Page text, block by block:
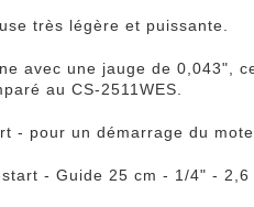
très légère et puissante.
avec une jauge de 0,043",
au CS-2511WES.
- pour un démarrage du
- Guide 25 cm - 1/4" - 2,6